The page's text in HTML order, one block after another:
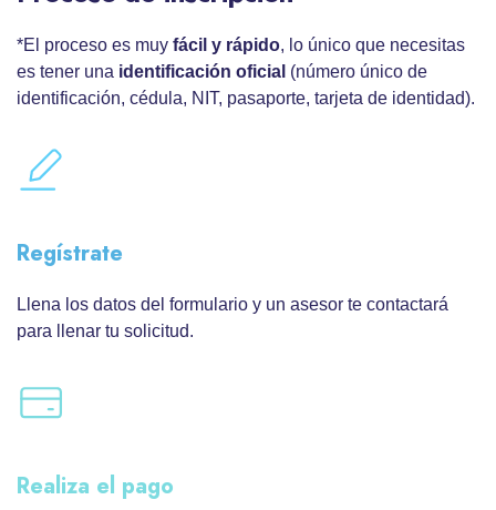
*El proceso es muy fácil y rápido, lo único que necesitas
es tener una identificación oficial (número único de
identificación, cédula, NIT, pasaporte, tarjeta de identidad).
Regístrate
Llena los datos del formulario y un asesor te contactará
para llenar tu solicitud.
Realiza el pago